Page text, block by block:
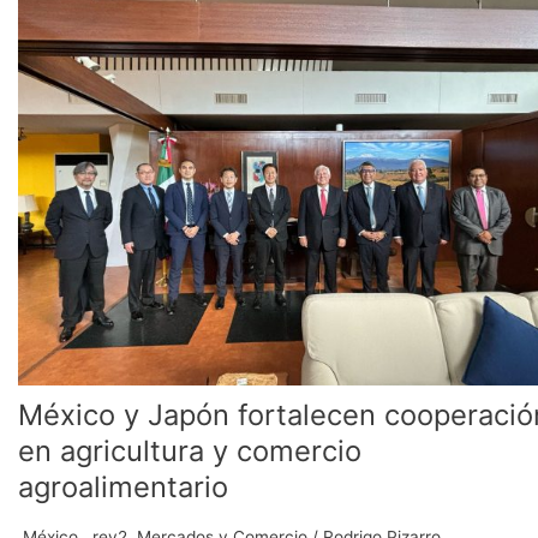
México y Japón fortalecen
en agricultura y comercio
agroalimentario
Japón
fortalecen
cooperación
en
agricultura
comercio
agroalimentario